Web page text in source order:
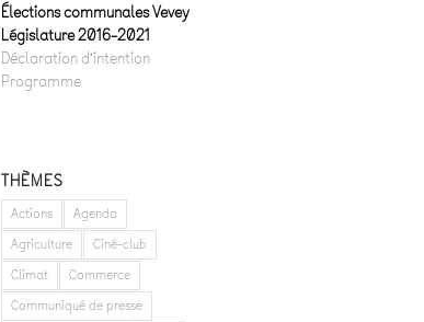
Élections communales Vevey
Législature 2016-2021
Déclaration d’intention
Programme
THÈMES
Actions
Agenda
Agriculture
Ciné-club
Climat
Commerce
Communiqué de presse